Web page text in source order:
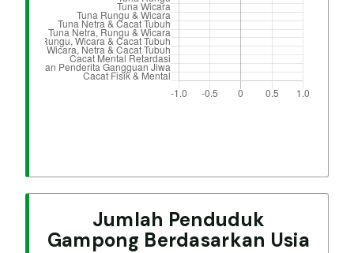
Jumlah Penduduk
Gampong Berdasarkan Usia